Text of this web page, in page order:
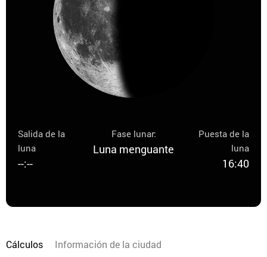
Salida de la
luna
--:--
Fase lunar:
Luna menguante
Puesta de la
luna
16:40
Cálculos Información de la ciudad